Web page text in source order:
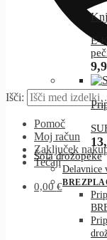
Išči:
Pomoč
Moj račun
Zaključek
Tečaji
0,00€
E-
Šola drožopeke
Delavnice